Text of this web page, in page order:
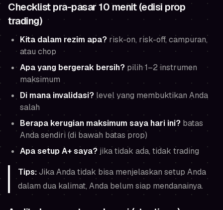
Checklist pra-pasar 10 menit (edisi prop
trading)
Kita dalam rezim apa? risk-on, risk-off, campuran,
atau chop
Apa yang bergerak bersih? pilih 1–2 instrumen
maksimum
Di mana invalidasi? level yang membuktikan Anda
salah
Berapa kerugian maksimum saya hari ini? batas
Anda sendiri (di bawah batas prop)
Apa setup A+ saya? jika tidak ada, tidak trading
Tips:Jika Anda tidak bisa menjelaskan setup Anda
dalam dua kalimat, Anda belum siap mendanainya.